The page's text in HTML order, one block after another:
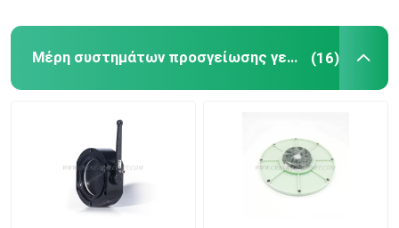
Μέρη αμαξιών γερανών
Μέρη βραχιόνων γερανών
Μέρη συστημάτων προσγείωσης γερανών (16)